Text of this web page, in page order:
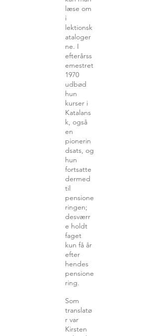
læse om
i
lektionsk
ataloger
ne. I
efterårss
emestret
1970
udbød
hun
kurser i
Katalans
k, også
en
pionerin
dsats, og
hun
fortsatte
dermed
til
pensione
ringen;
desværr
e holdt
faget
kun få år
efter
hendes
pensione
ring.
Som
translatø
r var
Kirsten